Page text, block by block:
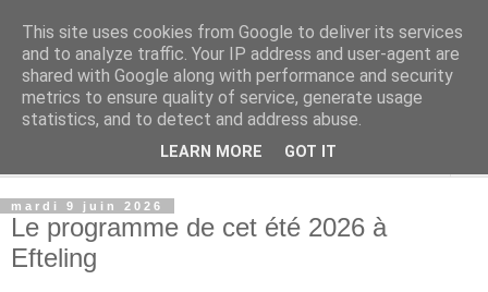
Rue Efteling
Le blog francophone non officiel dédié à Efteling
mardi 9 juin 2026
Le programme de cet été 2026 à
Efteling
This site uses cookies from Google to deliver its services
and to analyze traffic. Your IP address and user-agent are
shared with Google along with performance and security
metrics to ensure quality of service, generate usage
statistics, and to detect and address abuse.
LEARN MORE GOT IT